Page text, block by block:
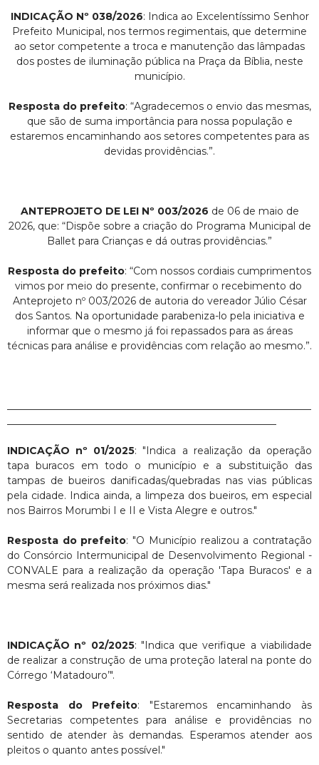
INDICAÇÃO Nº 038/2026: Indica ao Excelentíssimo Senhor
Prefeito Municipal, nos termos regimentais, que determine
ao setor competente a troca e manutenção das lâmpadas
dos postes de iluminação pública na Praça da Bíblia, neste
município.
Resposta do prefeito: “Agradecemos o envio das mesmas,
que são de suma importância para nossa população e
estaremos encaminhando aos setores competentes para as
devidas providências.”.
ANTEPROJETO DE LEI Nº 003/2026 de 06 de maio de
2026, que: “Dispõe sobre a criação do Programa Municipal de
Ballet para Crianças e dá outras providências.”
Resposta do prefeito: “Com nossos cordiais cumprimentos
vimos por meio do presente, confirmar o recebimento do
Anteprojeto nº 003/2026 de autoria do vereador Júlio César
dos Santos. Na oportunidade parabeniza-lo pela iniciativa e
informar que o mesmo já foi repassados para as áreas
técnicas para análise e providências com relação ao mesmo.”.
INDICAÇÃO nº 01/2025: "Indica a realização da operação
tapa buracos em todo o município e a substituição das
tampas de bueiros danificadas/quebradas nas vias públicas
pela cidade. Indica ainda, a limpeza dos bueiros, em especial
nos Bairros Morumbi I e II e Vista Alegre e outros."
Resposta do prefeito: "O Município realizou a contratação
do Consórcio Intermunicipal de Desenvolvimento Regional -
CONVALE para a realização da operação 'Tapa Buracos' e a
mesma será realizada nos próximos dias."
INDICAÇÃO nº 02/2025: "Indica que verifique a viabilidade
de realizar a construção de uma proteção lateral na ponte do
Córrego ‘Matadouro’".
Resposta do Prefeito: "Estaremos encaminhando às
Secretarias competentes para análise e providências no
sentido de atender às demandas. Esperamos atender aos
pleitos o quanto antes possível."